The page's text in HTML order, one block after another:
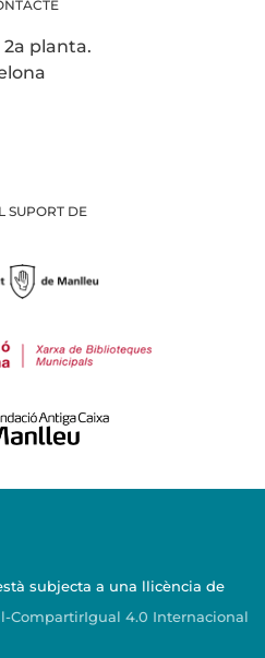
2a planta.
SUPORT DE
subjecta a una llicència de
CompartirIgual 4.0 Internacional